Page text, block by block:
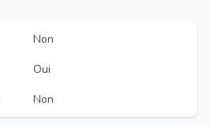
Non
Oui
Non